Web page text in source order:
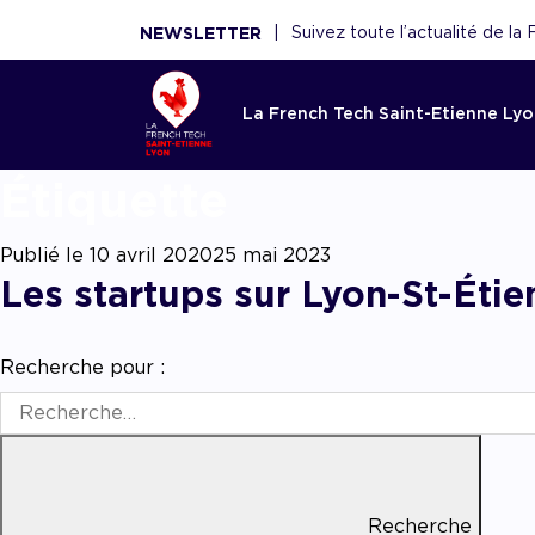
NEWSLETTER Suivez toute l’actualité de la
La French Tech Saint-Etienne
French
renforce
AAC/
La French
et
Publié le 10 avril 202025 mai 2023
Les startups sur Lyon-St-
Recherche pour :
Recherche